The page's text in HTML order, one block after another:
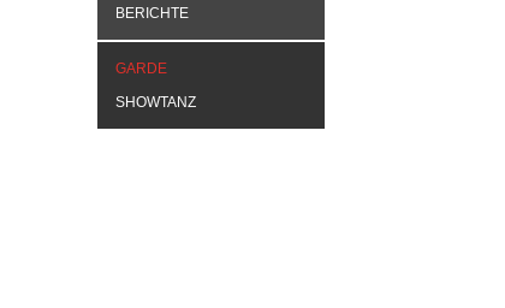
BERICHTE
GARDE
SHOWTANZ